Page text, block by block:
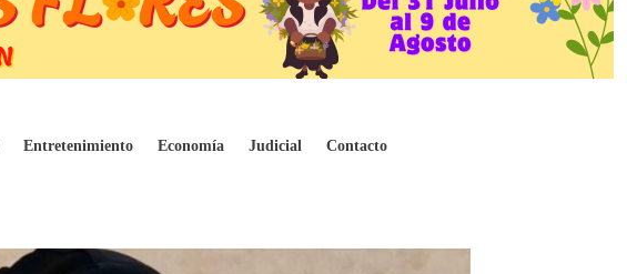
Entretenimiento Economía Judicial Contacto